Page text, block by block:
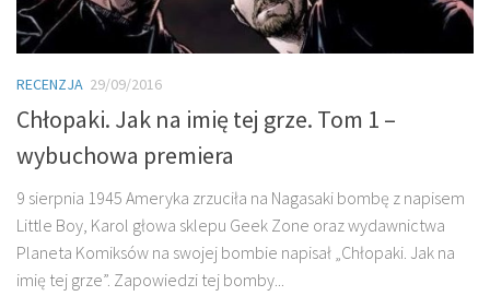
RECENZJA 29/09/2016
Chłopaki. Jak na imię tej grze. Tom 1 –
wybuchowa premiera
9 sierpnia 1945 Ameryka zrzuciła na Nagasaki bombę z napisem
Little Boy, Karol głowa sklepu Geek Zone oraz wydawnictwa
Planeta Komiksów na swojej bombie napisał „Chłopaki. Jak na
imię tej grze”. Zapowiedzi tej bomby...